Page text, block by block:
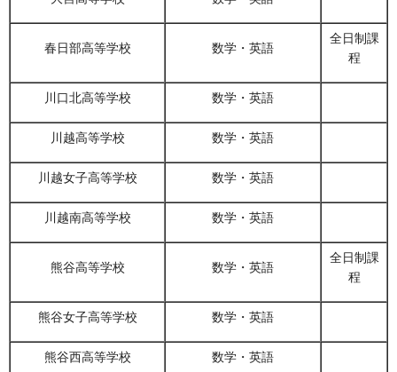
春日部高等学校 数学・英語
全日制課
程
川口北高等学校 数学・英語
川越高等学校 数学・英語
川越女子高等学校 数学・英語
川越南高等学校 数学・英語
熊谷高等学校 数学・英語
全日制課
程
熊谷女子高等学校 数学・英語
熊谷西高等学校 数学・英語